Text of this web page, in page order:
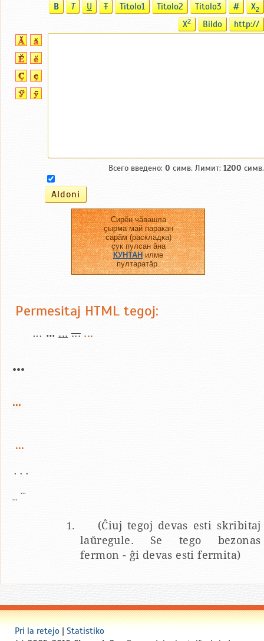
B T U T Titolo1 Titolo2 Titolo3 # X2
X2 Bildo http://
Всего введено: 0 симв. Лимит: 1200 симв.
Сирĕн чăвашла
çырма май паракан
сарăм (раскладка)
çук пулсан ăна
КУНТАНилме
пултаратăр.
Permesitaj HTML tegoj:
... ... ... ... ...
...
...
...
...
...
...
(Ĉiuj tegoj devas esti skribitaj
laŭregule. Se tego bezonas
fermon - ĝi devas esti fermita)
Pri la retejo | Statistiko